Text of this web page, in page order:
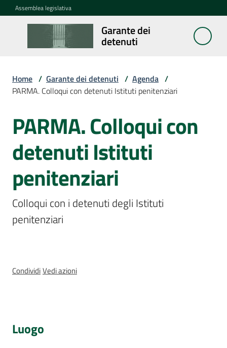
Vai al contenuto
Vai alla navigazione
Vai al footer
Assemblea legislativa
Garante dei
detenuti
Garante
dei
fa
Notizie
Segnalazioni
Assemblea
Argomenti
Home / Garante dei detenuti / Agenda /
PARMA. Colloqui con detenuti Istituti penitenziari
Salta al contenuto
PARMA. Colloqui con
detenuti Istituti
penitenziari
Colloqui con i detenuti degli Istituti
penitenziari
CondividiVedi azioni
Luogo